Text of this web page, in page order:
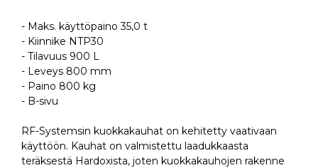
- Maks. käyttöpaino 35,0 t
- Kiinnike NTP30
- Tilavuus 900 L
- Leveys 800 mm
- Paino 800 kg
- B-sivu
RF-Systemsin kuokkakauhat on kehitetty vaativaan
käyttöön. Kauhat on valmistettu laadukkaasta
teräksestä Hardoxista, joten kuokkakauhojen rakenne